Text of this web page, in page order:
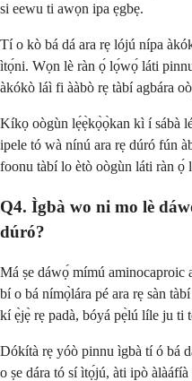
si eewu ti awọn ipa ẹgbẹ.
Tí o kò bá dá ara rẹ lójú nípa
ìtọ́ni. Wọn lè ràn ọ́ lọ́wọ́ láti
àkókò láì fi ààbò rẹ tàbí agbára
Kíkọ oògùn lẹ́ẹ̀kọ̀ọ̀kan kì í sábà
ipele tó wà nínú ara rẹ dúró fún
foonu tàbí lo ètò oògùn láti ràn ọ́
Q4. Ìgbà wo ni mo lè
dúró?
Má ṣe dáwọ́ mímú aminocaproic
bí o bá nímọ̀lára pé ara rẹ sàn
kí ẹ̀jẹ̀ rẹ padà, bóyá pẹ̀lú líle ju ti
Dókítà rẹ yóò pinnu ìgbà tí ó bá
o ṣe dára tó sí ìtọ́jú, àti ipò